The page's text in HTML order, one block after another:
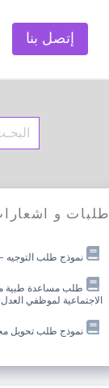
إتصل بنا
Search
طلبات و
نموذج طلب التوجيه –
طلب مساعدة طبية
الاجتماعية لموظفي العدل
نموذج طلب تحويل